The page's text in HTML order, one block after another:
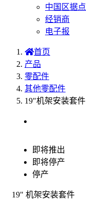
中国区据点
经销商
电子报
首页
产品
零配件
其他零配件
19"机架安装套件
即将推出
即将停产
停产
19" 机架安装套件